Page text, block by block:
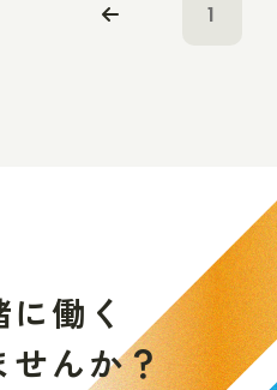
1
に働 く
せんか？